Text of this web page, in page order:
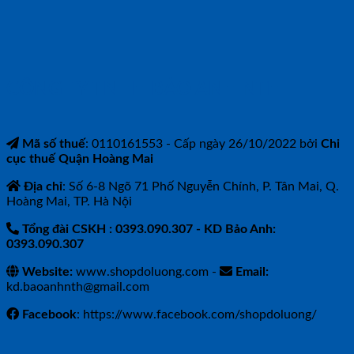
Mã số thuế: 0110161553 - Cấp ngày 26/10/2022 bởi Chi
cục thuế Quận Hoàng Mai
Địa chỉ: Số 6-8 Ngõ 71 Phố Nguyễn Chính, P. Tân Mai, Q.
Hoàng Mai, TP. Hà Nội
Tổng đài CSKH : 0393.090.307 - KD Bảo Anh:
0393.090.307
Website: www.shopdoluong.com -
Email:
kd.baoanhnth@gmail.com
Facebook: https://www.facebook.com/shopdoluong/